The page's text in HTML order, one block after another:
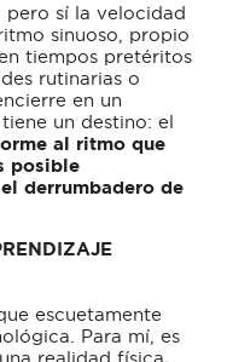
pero sí la velocidad
sinuoso, propio
tiempos pretéritos
rutinarias o
en un
un destino: el
al ritmo que
posible
derrumbadero de
escuetamente
Para mí, es
realidad física.